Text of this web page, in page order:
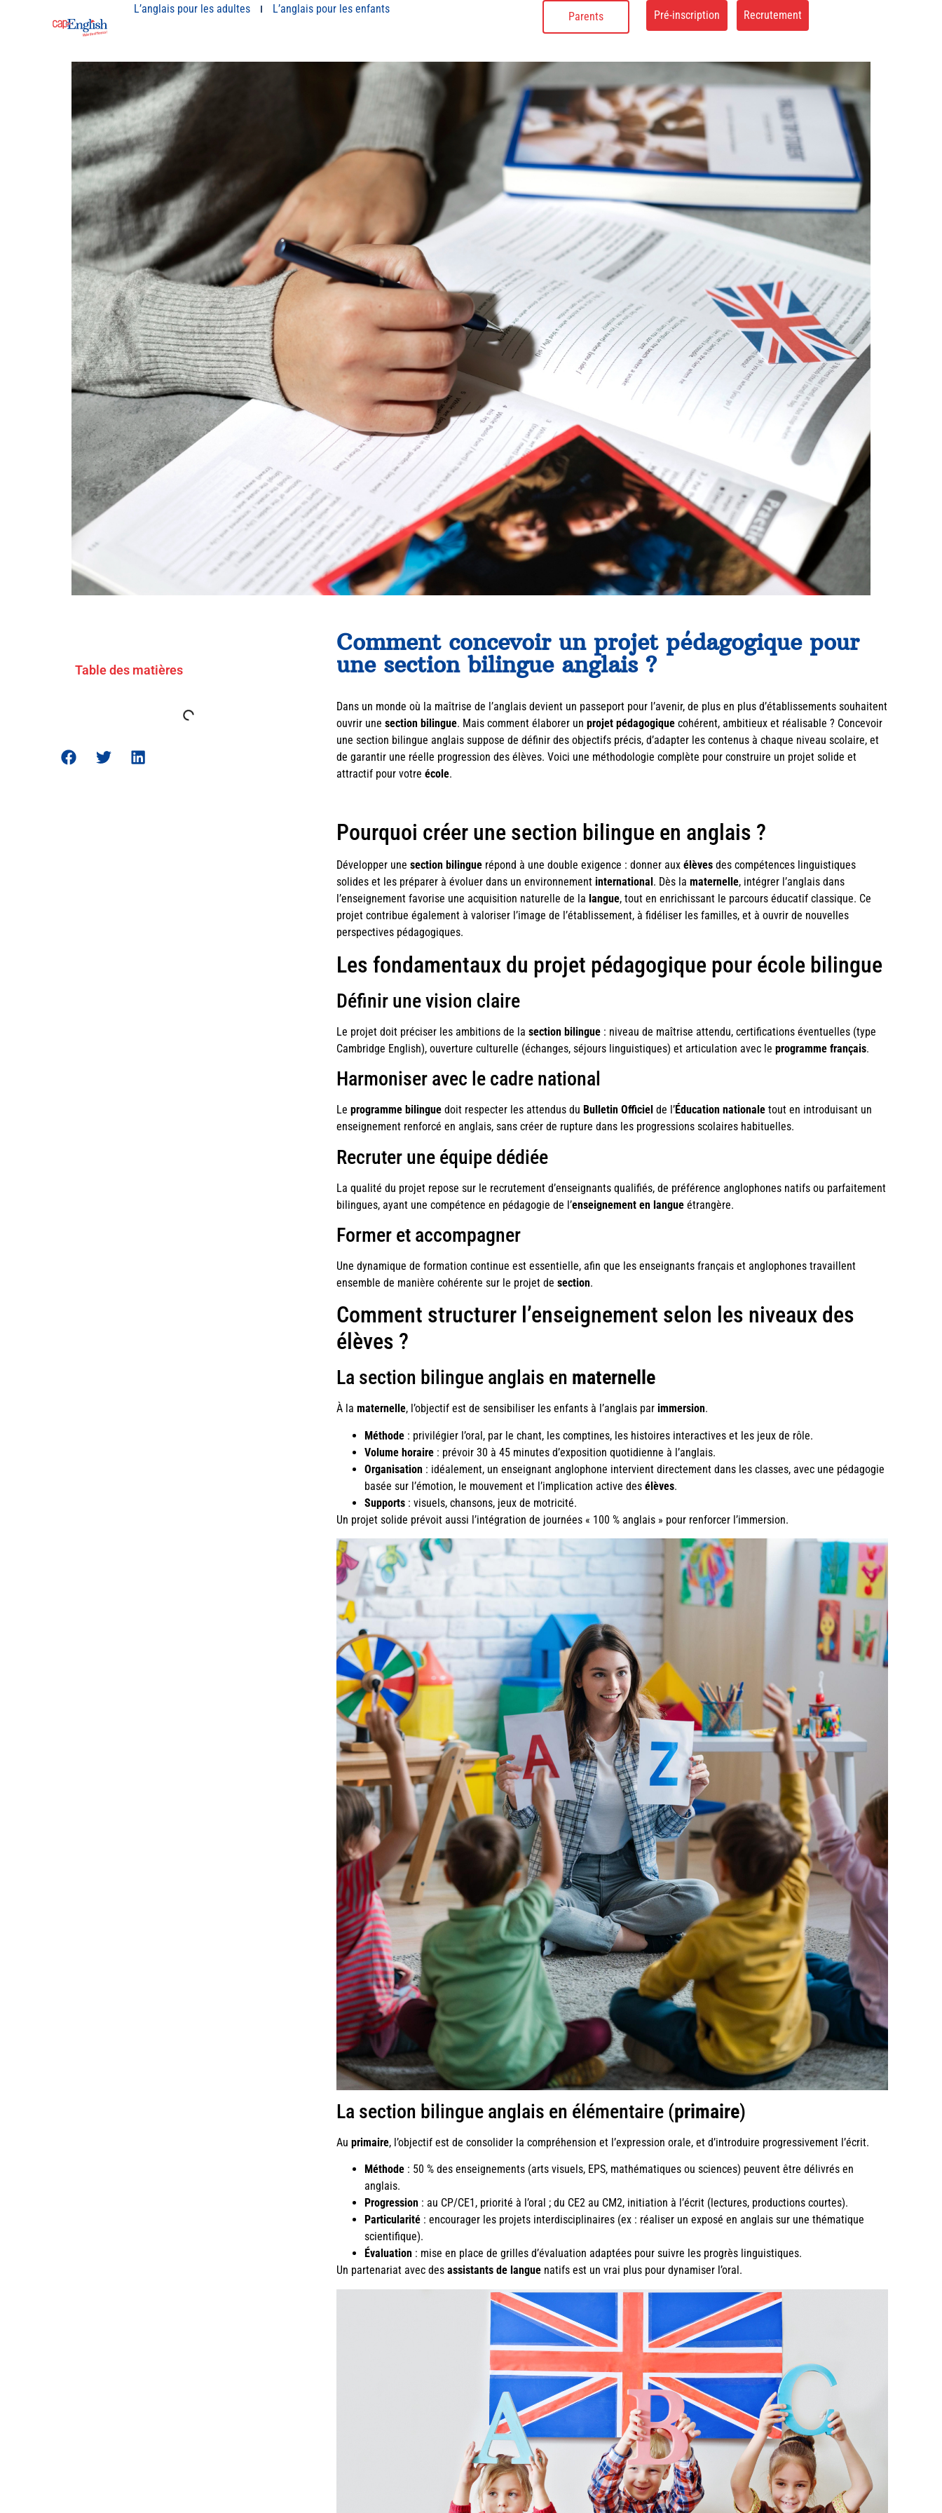
L’anglais pour les adultes L’anglais pour les enfants
Parents Pré-inscription Recrutement
Table des matières
Comment concevoir un projet pédagogique pour
une section bilingue anglais ?
Dans un monde où la maîtrise de l’anglais devient un passeport pour l’avenir, de plus en plus d’établissements souhaitent
ouvrir unesection bilingue. Mais comment élaborer unprojet pédagogique cohérent, ambitieux et réalisable ? Concevoir
une section bilingue anglais suppose de définir des objectifs précis, d’adapter les contenus à chaque niveau scolaire, et
de garantir une réelle progression des élèves. Voici une méthodologie complète pour construire un projet solide et
attractif pour votreécole.
Pourquoi créer une section bilingue en anglais ?
Développer unesection bilingue répond à une double exigence : donner auxélèves des compétences linguistiques
solides et les préparer à évoluer dans un environnementinternational . Dès lamaternelle, intégrer l’anglais dans
l’enseignement favorise une acquisition naturelle de la langue, tout en enrichissant le parcours éducatif classique. Ce
projet contribue également à valoriser l’image de l’établissement, à fidéliser les familles, et à ouvrir de nouvelles
perspectives pédagogiques.
Les fondamentaux du projet pédagogique pour école bilingue
Définir une vision claire
Le projet doit préciser les ambitions de lasection bilingue : niveau de maîtrise attendu, certifications éventuelles (type
Cambridge English), ouverture culturelle (échanges, séjours linguistiques) et articulation avec leprogramme français.
Harmoniser avec le cadre national
Leprogramme bilingue doit respecter les attendus du Bulletin Officiel de l’Éducation nationaletout en introduisant un
enseignement renforcé en anglais, sans créer de rupture dans les progressions scolaires habituelles.
Recruter une équipe dédiée
La qualité du projet repose sur le recrutement d’enseignants qualifiés, de préférence anglophones natifs ou parfaitement
bilingues, ayant une compétence en pédagogie de l’enseignement en langue étrangère.
Former et accompagner
Une dynamique de formation continue est essentielle, afin que les enseignants français et anglophones travaillent
ensemble de manière cohérente sur le projet desection.
Comment structurer l’enseignement selon les niveaux des
élèves ?
La section bilingue anglais en maternelle
À lamaternelle, l’objectif est de sensibiliser les enfants à l’anglais parimmersion.
Méthode : privilégier l’oral, par le chant, les comptines, les histoires interactives et les jeux de rôle.
Volume horaire : prévoir 30 à 45 minutes d’exposition quotidienne à l’anglais.
Organisation : idéalement, un enseignant anglophone intervient directement dans les classes, avec une pédagogie
basée sur l’émotion, le mouvement et l’implication active desélèves.
Supports : visuels, chansons, jeux de motricité.
Un projet solide prévoit aussi l’intégration de journées « 100 % anglais » pour renforcer l’immersion.
La section bilingue anglais en élémentaire (primaire)
Auprimaire, l’objectif est de consolider la compréhension et l’expression orale, et d’introduire progressivement l’écrit.
Méthode : 50 % des enseignements (arts visuels, EPS, mathématiques ou sciences) peuvent être délivrés en
anglais.
Progression : au CP/CE1, priorité à l’oral ; du CE2 au CM2, initiation à l’écrit (lectures, productions courtes).
Particularité : encourager les projets interdisciplinaires (ex : réaliser un exposé en anglais sur une thématique
scientifique).
Évaluation : mise en place de grilles d’évaluation adaptées pour suivre les progrès linguistiques.
Un partenariat avec desassistants de langue natifs est un vrai plus pour dynamiser l’oral.